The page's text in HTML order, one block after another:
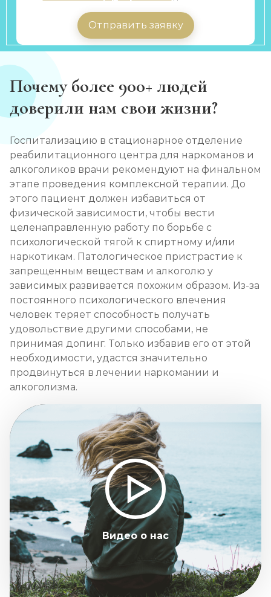
Отправить заявку
Почему более 900+ людей
доверили нам свои жизни?
Госпитализацию в стационарное отделение
реабилитационного центра для наркоманов и
алкоголиков врачи рекомендуют на финальном
этапе проведения комплексной терапии. До
этого пациент должен избавиться от
физической зависимости, чтобы вести
целенаправленную работу по борьбе с
психологической тягой к спиртному и/или
наркотикам. Патологическое пристрастие к
запрещенным веществам и алкоголю у
зависимых развивается похожим образом. Из-за
постоянного психологического влечения
человек теряет способность получать
удовольствие другими способами, не
принимая допинг. Только избавив его от этой
необходимости, удастся значительно
продвинуться в лечении наркомании и
алкоголизма.
Видео о нас